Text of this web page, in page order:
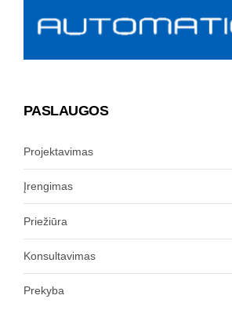
PASLAUGOS
Projektavimas
Įrengimas
Priežiūra
Konsultavimas
Prekyba